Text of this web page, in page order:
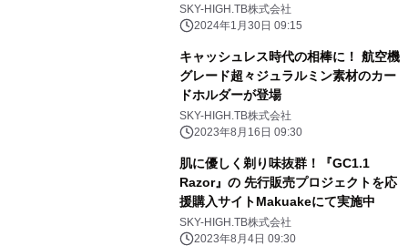
ェーバー「DAWN RAZOR」先行予約
販売開始
SKY-HIGH.TB株式会社
2024年1月30日 09:15
キャッシュレス時代の相棒に！ 航空機
グレード超々ジュラルミン素材のカー
ドホルダーが登場
SKY-HIGH.TB株式会社
2023年8月16日 09:30
肌に優しく剃り味抜群！『GC1.1
Razor』の 先行販売プロジェクトを応
援購入サイトMakuakeにて実施中
SKY-HIGH.TB株式会社
2023年8月4日 09:30